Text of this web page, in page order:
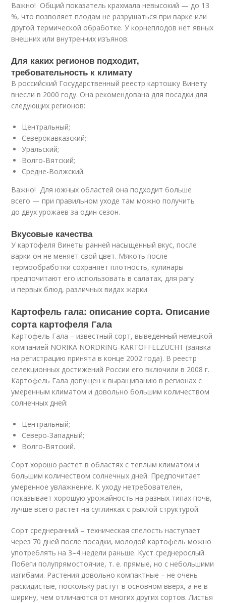
Важно! Общий показатель крахмала невысокий — до 13
%, что позволяет плодам не разрушаться при варке или
другой термической обработке. У корнеплодов нет явных
внешних или внутренних изъянов.
Для каких регионов подходит,
требовательность к климату
В российский Государственный реестр картошку Винету
внесли в 2000 году. Она рекомендована для посадки для
следующих регионов:
Центральный;
Северокавказский;
Уральский;
Волго-Вятский;
Средне-Волжский.
Важно! Для южных областей она подходит больше
всего — при правильном уходе там можно получить
до двух урожаев за один сезон.
Вкусовые качества
У картофеля Винеты ранней насыщенный вкус, после
варки он не меняет свой цвет. Мякоть после
термообработки сохраняет плотность, кулинары
предпочитают его использовать в салатах, для рагу
и первых блюд, различных видах жарки.
Картофель гала: описание сорта. Описание
сорта картофеля Гала
Картофель Гала – известный сорт, выведенный немецкой
компанией NORIKA NORDRING-KARTOFFELZUCHT (заявка
на регистрацию принята в конце 2002 года). В реестр
селекционных достижений России его включили в 2008 г.
Картофель Гала допущен к выращиванию в регионах с
умеренным климатом и довольно большим количеством
солнечных дней:
Центральный;
Северо-Западный;
Волго-Вятский.
Сорт хорошо растет в областях с теплым климатом и
большим количеством солнечных дней. Предпочитает
умеренное увлажнение. К уходу нетребователен,
показывает хорошую урожайность на разных типах почв,
лучше всего растет на суглинках с рыхлой структурой.
Сорт среднеранний – техническая спелость наступает
через 70 дней после посадки, молодой картофель можно
употреблять на 3–4 недели раньше. Куст среднерослый.
Побеги полупрямостоячие, т. е. прямые, но с небольшими
изгибами. Растения довольно компактные – не очень
раскидистые, поскольку растут в основном вверх, а не в
ширину, чем отличаются от многих других сортов. Листья